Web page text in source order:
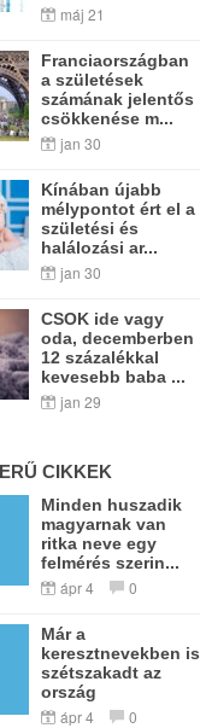
máj 21
Franciaországban
a születések
számának jelentős
csökkenése m...
jan 30
Kínában újabb
mélypontot ért el a
születési és
halálozási ar...
jan 30
CSOK ide vagy
oda, decemberben
12 százalékkal
kevesebb baba ...
jan 29
CIKKEK
Minden huszadik
magyarnak van
ritka neve egy
felmérés szerin...
ápr 4 0
Már a
keresztnevekben is
szétszakadt az
ország
ápr 4 0